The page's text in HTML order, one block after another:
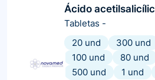
Ácido
Tabletas -
20 und
300 und
100 und
80 und
500 und
1 und